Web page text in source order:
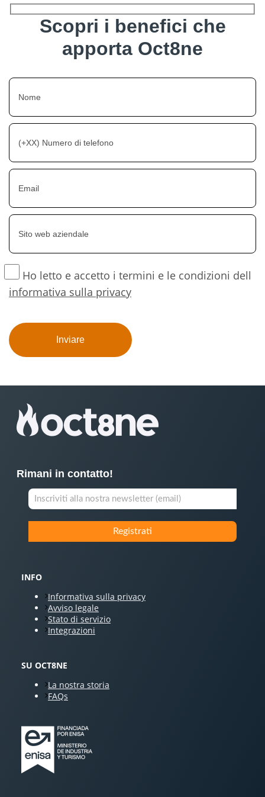
Scopri i benefici che
apporta Oct8ne
Ho letto e accetto i termini e le condizioni dell
informativa sulla privacy
Rimani in contatto!
INFO
Informativa sulla privacy
Avviso legale
Stato di servizio
Integrazioni
SU OCT8NE
La nostra storia
FAQs